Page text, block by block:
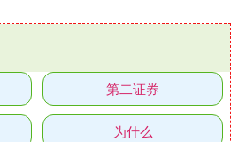
第二证券
为什么